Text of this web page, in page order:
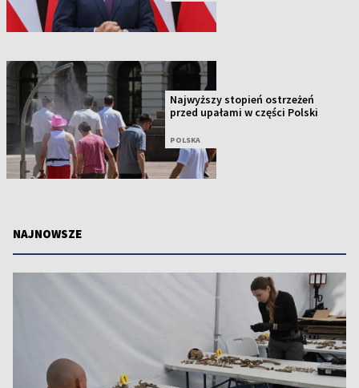
Najwyższy stopień ostrzeżeń
przed upałami w części Polski
POLSKA
NAJNOWSZE